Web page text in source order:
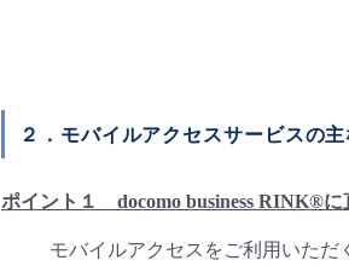
２．モバイルアクセスサービスの
ポイント１ docomo business RINK®に
モバイルアクセスをご利用いただ